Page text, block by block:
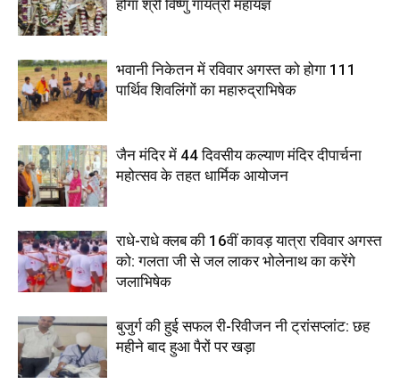
होगा श्री विष्णु गायत्री महायज्ञ
भवानी निकेतन में रविवार अगस्त को होगा 111
पार्थिव शिवलिंगों का महारुद्राभिषेक
जैन मंदिर में 44 दिवसीय कल्याण मंदिर दीपार्चना
महोत्सव के तहत धार्मिक आयोजन
राधे-राधे क्लब की 16वीं कावड़ यात्रा रविवार अगस्त
को: गलता जी से जल लाकर भोलेनाथ का करेंगे
जलाभिषेक
बुजुर्ग की हुई सफल री-रिवीजन नी ट्रांसप्लांट: छह
महीने बाद हुआ पैरों पर खड़ा